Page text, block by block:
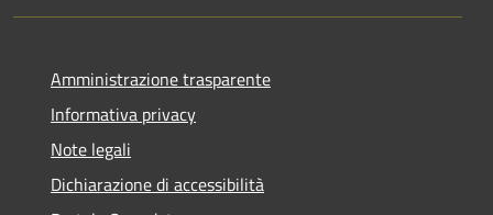
Amministrazione trasparente
Informativa privacy
Note legali
Dichiarazione di accessibilità